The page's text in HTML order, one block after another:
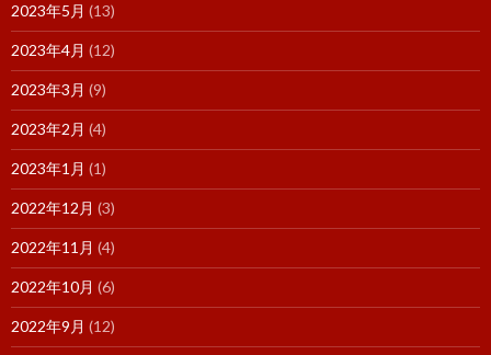
2023年5月 (13)
2023年4月 (12)
2023年3月 (9)
2023年2月 (4)
2023年1月 (1)
2022年12月 (3)
2022年11月 (4)
2022年10月 (6)
2022年9月 (12)